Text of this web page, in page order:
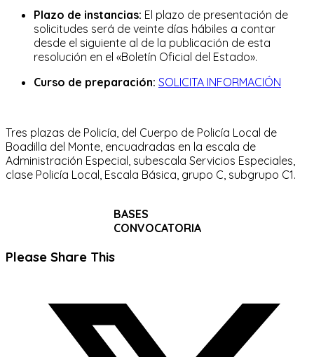
Plazo de instancias: El plazo de presentación de
solicitudes será de veinte días hábiles a contar
desde el siguiente al de la publicación de esta
resolución en el «Boletín Oficial del Estado».
Curso de preparación: SOLICITA INFORMACIÓN
Tres plazas de Policía, del Cuerpo de Policía Local de
Boadilla del Monte, encuadradas en la escala de
Administración Especial, subescala Servicios Especiales,
clase Policía Local, Escala Básica, grupo C, subgrupo C1.
BASES
CONVOCATORIA
Please Share ThisCompartir